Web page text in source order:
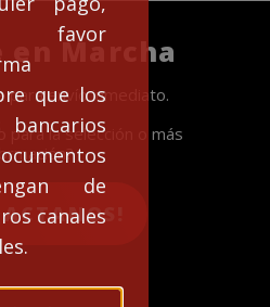
favor
que los
bancarios
de
canales
en Marcha
para envío inmediato.
para la selección o más